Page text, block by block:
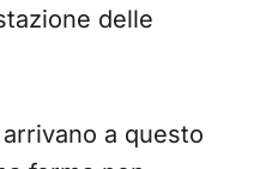
delle
a questo